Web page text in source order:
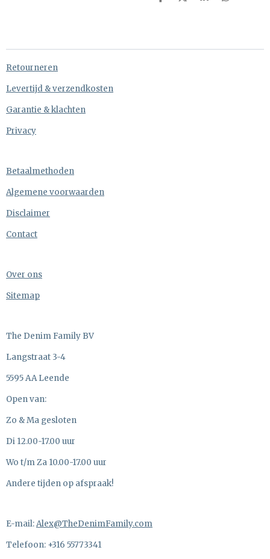
Retourneren
Levertijd & verzendkosten
Garantie & klachten
Privacy
Betaalmethoden
Algemene voorwaarden
Disclaimer
Contact
Over ons
Sitemap
The Denim Family BV
Langstraat 3-4
5595 AA Leende
Open van:
Zo & Ma gesloten
Di 12.00-17.00 uur
Wo t/m Za 10.00-17.00 uur
Andere tijden op afspraak!
E-mail:Alex@TheDenimFamily.com
Telefoon: +316 55773341